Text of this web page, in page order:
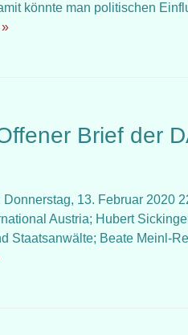
könnte man politischen
Brief der
13. Februar 2020
Austria; Hubert
Staatsanwälte; Beate Meinl-